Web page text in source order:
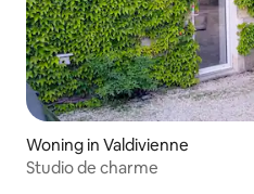
Woning in Valdivienne
Studio de charme